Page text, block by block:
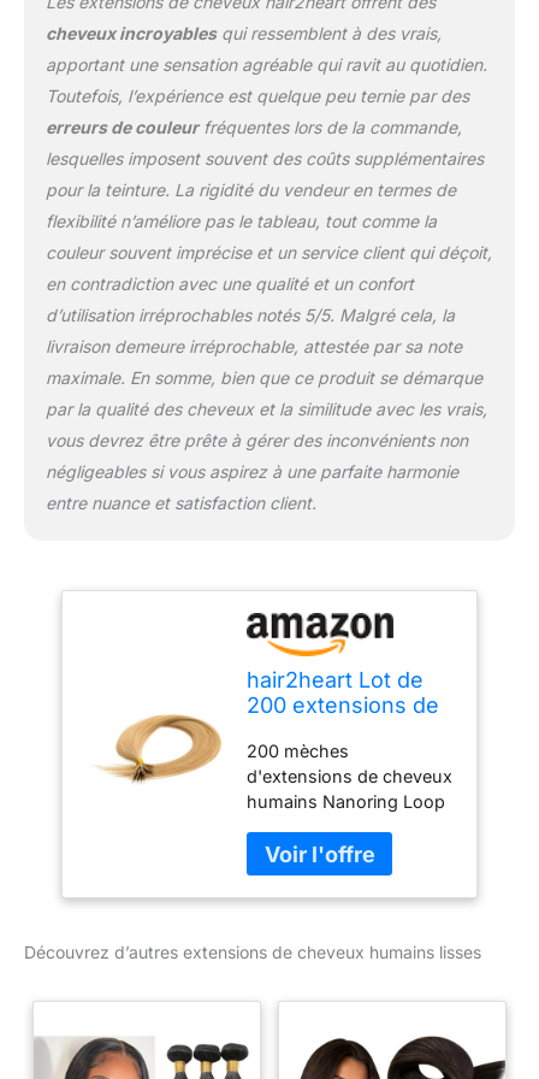
cheveux, vous avez
besoin de 100 à 150
mèches d'extensions de
cheveux humains à
épaissir les cheveux,
vous avez besoin de 50
à 100 mèches. Les nano-
anneaux ne sont pas
doivent être commandés
séparément Coiffez,
coiffez, bouclez ou lissez
les extensions comme
vos propres cheveux
cheveux incroyablesqui ressemblent à des vrais,
apportant une sensation agréable qui ravit au quotidien.
Toutefois, l’expérience est quelque peu ternie par des
erreurs de couleurfréquentes lors de la commande,
lesquelles imposent souvent des coûts supplémentaires
pour la teinture. La rigidité du vendeur en termes de
flexibilité n’améliore pas le tableau, tout comme la
couleur souvent imprécise et un service client qui déçoit,
en contradiction avec une qualité et un confort
d’utilisation irréprochables notés 5/5. Malgré cela, la
livraison demeure irréprochable, attestée par sa note
maximale. En somme, bien que ce produit se démarque
par la qualité des cheveux et la similitude avec les vrais,
vous devrez être prête à gérer des inconvénients non
négligeables si vous aspirez à une parfaite harmonie
entre nuance et satisfaction client.
hair2heart Lot de
200 extensions de
lisses - 0,8 g - 50
cm - 9/31 blond clair
doré cendré
200 mèches
d'extensions de cheveux
humains Nanoring Loop
50 cm de long. Le poids
total des cheveux de
l'extension de cheveux
de 160 g Les extensions
naturels indiens
structure des cheveux
Découvrez d’autres extensions de cheveux humains lisses